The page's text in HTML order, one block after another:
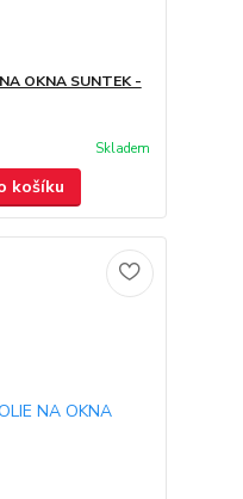
OKNA SUNTEK -
Skladem
košíku